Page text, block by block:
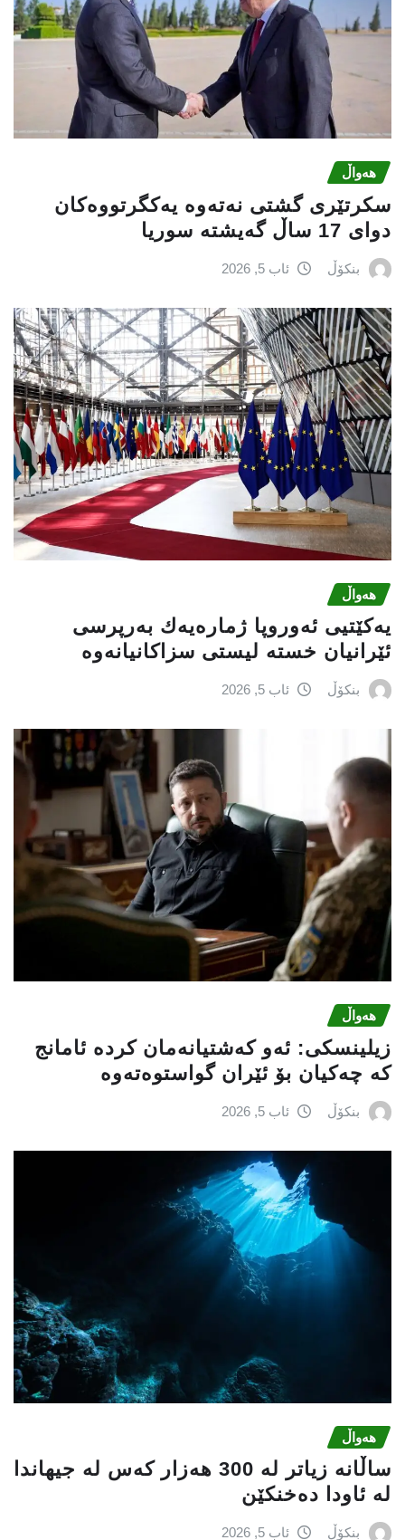
هەواڵ
سكرتێری گشتی نەتەوە یەكگرتووەكان
دوای 17 ساڵ گەیشتە سوریا
بنکۆڵ ئاب 5, 2026
هەواڵ
یەكێتیی ئەوروپا ژمارەیەك بەرپرسی
ئێرانیان خستە لیستی سزاكانیانەوە
بنکۆڵ ئاب 5, 2026
هەواڵ
زیلینسكی: ئەو كەشتیانەمان كردە ئامانج
كە چەكیان بۆ ئێران گواستوەتەوە
بنکۆڵ ئاب 5, 2026
هەواڵ
ساڵانە زیاتر لە 300 هەزار كەس لە جیهاندا
لە ئاودا دەخنكێن
بنکۆڵ ئاب 5, 2026